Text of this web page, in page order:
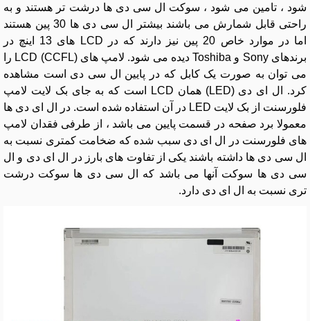
شود ، تامین می شود ، سوکت ال سی دی ها درشت تر هستند و به
راحتی قابل شمارش می باشند بیشتر ال سی دی ها 30 پین هستند
اما در موارد خاص 20 پین نیز دارند که در LCD های 13 اینچ در
برندهای Sony و Toshiba دیده می شود. لامپ های LCD (CCFL) را
می توان به صورت یک کابل که در پایین ال سی دی است مشاهده
کرد. ال ای دی (LED) همان LCD است که به جای بک لایت لامپ
فلورسنت از بک لایت LED در آن استفاده شده است. در ال ای دی ها
معمولا برد صفحه در قسمت پایین می باشد ، از طرفی فقدان لامپ
های فلورسنت در ال ای دی سبب شده که ضخامت کمتری نسبت به
ال سی دی ها داشته باشند یکی از تفاوت های بارز در ال ای دی و ال
سی دی ها سوکت آنها می باشد که ال سی دی ها سوکت درشت
تری نسبت به ال ای دی دارد.